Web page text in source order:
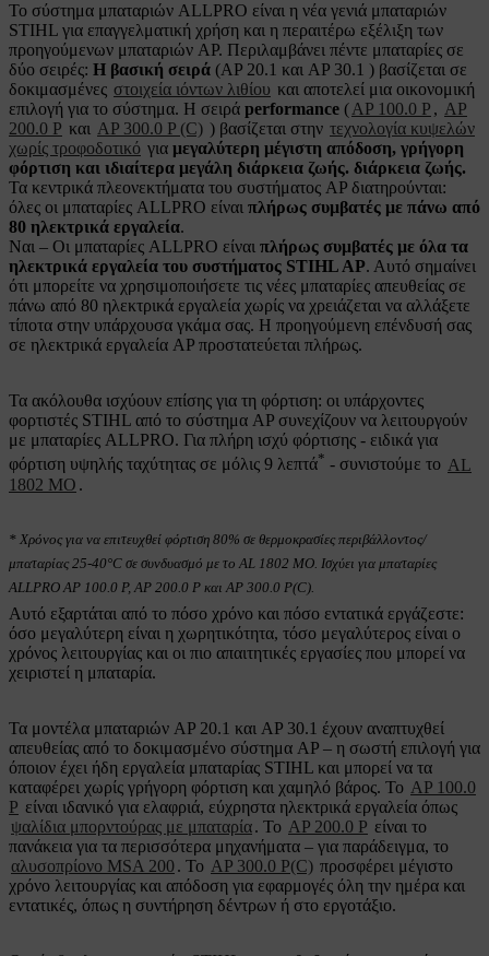
Το σύστημα μπαταριών ALLPRO είναι η νέα γενιά μπαταριών
STIHL για επαγγελματική χρήση και η περαιτέρω εξέλιξη των
προηγούμενων μπαταριών AP. Περιλαμβάνει πέντε μπαταρίες σε
δύο σειρές: Η βασική σειρά (AP 20.1 και AP 30.1 ) βασίζεται σε
δοκιμασμένες στοιχεία ιόντων λιθίου και αποτελεί μια οικονομική
επιλογή για το σύστημα. Η σειρά performance (AP 100.0 P , AP
200.0 P και AP 300.0 P (C) ) βασίζεται στην τεχνολογία κυψελών
χωρίς τροφοδοτικό για μεγαλύτερη μέγιστη απόδοση, γρήγορη
φόρτιση και ιδιαίτερα μεγάλη διάρκεια ζωής. διάρκεια ζωής.
Τα κεντρικά πλεονεκτήματα του συστήματος AP διατηρούνται:
όλες οι μπαταρίες ALLPRO είναι πλήρως συμβατές με πάνω από
80 ηλεκτρικά εργαλεία.
Ναι – Οι μπαταρίες ALLPRO είναι πλήρως συμβατές με όλα τα
ηλεκτρικά εργαλεία του συστήματος STIHL AP. Αυτό σημαίνει
ότι μπορείτε να χρησιμοποιήσετε τις νέες μπαταρίες απευθείας σε
πάνω από 80 ηλεκτρικά εργαλεία χωρίς να χρειάζεται να αλλάξετε
τίποτα στην υπάρχουσα γκάμα σας. Η προηγούμενη επένδυσή σας
σε ηλεκτρικά εργαλεία AP προστατεύεται πλήρως.
Τα ακόλουθα ισχύουν επίσης για τη φόρτιση: οι υπάρχοντες
φορτιστές STIHL από το σύστημα AP συνεχίζουν να λειτουργούν
με μπαταρίες ALLPRO. Για πλήρη ισχύ φόρτισης - ειδικά για
φόρτιση υψηλής ταχύτητας σε μόλις 9 λεπτά* - συνιστούμε το AL
1802 MO .
* Χρόνος για να επιτευχθεί φόρτιση 80% σε θερμοκρασίες περιβάλλοντος/
μπαταρίας 25-40°C σε συνδυασμό με το AL 1802 MO. Ισχύει για μπαταρίες
ALLPRO AP 100.0 P, AP 200.0 P και AP 300.0 P(C).
Αυτό εξαρτάται από το πόσο χρόνο και πόσο εντατικά εργάζεστε:
όσο μεγαλύτερη είναι η χωρητικότητα, τόσο μεγαλύτερος είναι ο
χρόνος λειτουργίας και οι πιο απαιτητικές εργασίες που μπορεί να
χειριστεί η μπαταρία.
Τα μοντέλα μπαταριών AP 20.1 και AP 30.1 έχουν αναπτυχθεί
απευθείας από το δοκιμασμένο σύστημα AP – η σωστή επιλογή για
όποιον έχει ήδη εργαλεία μπαταρίας STIHL και μπορεί να τα
καταφέρει χωρίς γρήγορη φόρτιση και χαμηλό βάρος. Το AP 100.0
P είναι ιδανικό για ελαφριά, εύχρηστα ηλεκτρικά εργαλεία όπως
ψαλίδια μπορντούρας με μπαταρία. Το AP 200.0 P είναι το
πανάκεια για τα περισσότερα μηχανήματα – για παράδειγμα, το
αλυσοπρίονο MSA 200. Το AP 300.0 P(C) προσφέρει μέγιστο
χρόνο λειτουργίας και απόδοση για εφαρμογές όλη την ημέρα και
εντατικές, όπως η συντήρηση δέντρων ή στο εργοτάξιο.